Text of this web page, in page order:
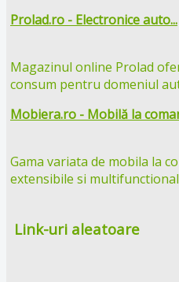
Prolad.ro - Electronice auto...
Magazinul online Prolad
consum pentru domeniul
Mobiera.ro - Mobilă la
Gama variata de mobila la
extensibile si
Link-uri aleatoare